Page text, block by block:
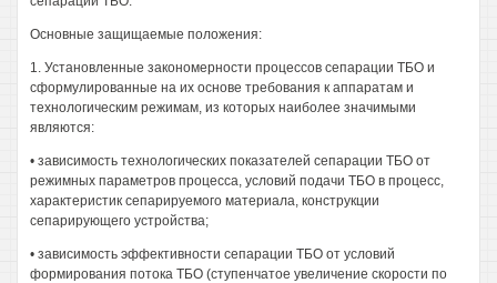
Основные защищаемые положения:
1. Установленные закономерности процессов сепарации ТБО и
сформулированные на их основе требования к аппаратам и
технологическим режимам, из которых наиболее значимыми
являются:
• зависимость технологических показателей сепарации ТБО от
режимных параметров процесса, условий подачи ТБО в процесс,
характеристик сепарируемого материала, конструкции
сепарирующего устройства;
• зависимость эффективности сепарации ТБО от условий
формирования потока ТБО (ступенчатое увеличение скорости по